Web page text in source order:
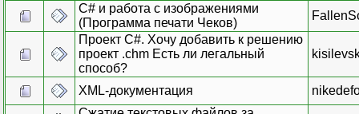
C# и работа с изображениями
(Программа печати Чеков)
Проект C#. Хочу добавить к решению
проект .chm Есть ли легальный
способ?
XML-документация